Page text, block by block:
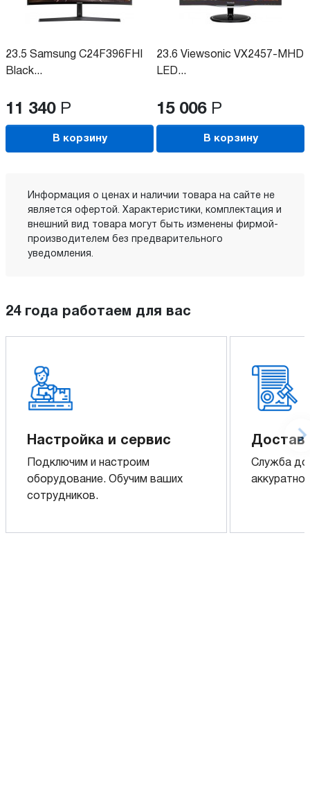
23.5 Samsung C24F396FHI
Black...
11 340 Р
В корзину
23.6 Viewsonic VX2457-MHD
LED...
15 006 Р
В корзину
Информация о ценах и наличии товара на сайте не
является офертой. Характеристики, комплектация и
внешний вид товара могут быть изменены фирмой-
производителем без предварительного
уведомления.
24 года работаем для вас
Настройка и сервис
Подключим и настроим
оборудование. Обучим ваших
сотрудников.
Служба
аккуратно